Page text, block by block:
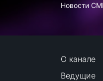
Новости
О канале
Ведущие